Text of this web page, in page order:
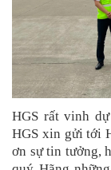
HGS rất vinh
HGS xin gửi tới
ơn sự tin tưởng,